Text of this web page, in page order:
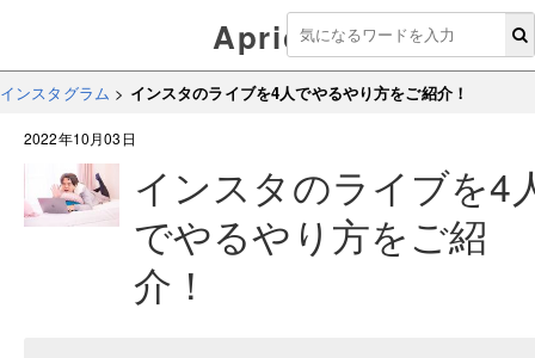
Aprico
インスタグラム > インスタのライブを4人でやるやり方をご紹介！
2022年10月03日
インスタのライブを4
でやるやり方をご紹
介！